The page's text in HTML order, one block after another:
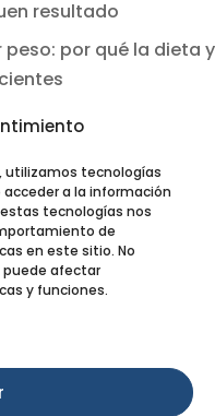
utilizamos tecnologías
a la información
tecnologías nos
de
en este sitio. No
afectar
y funciones.
resultado
por qué la dieta y